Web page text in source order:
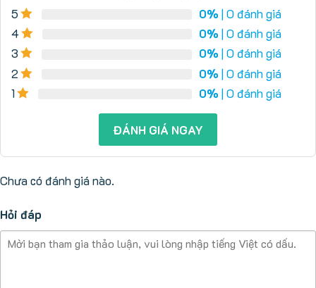
5 0% | 0 đánh giá
4
0% | 0 đánh giá
3
0% | 0 đánh giá
2
0% | 0 đánh giá
1
0% | 0 đánh giá
ĐÁNH GIÁ NGAY
Chưa có đánh giá nào.
Hỏi đáp